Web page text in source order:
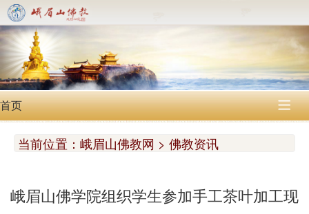
首页 
当前位置： 峨眉山佛教网 > 佛教资讯
峨眉山佛学院组织学生参加手工茶叶加工现